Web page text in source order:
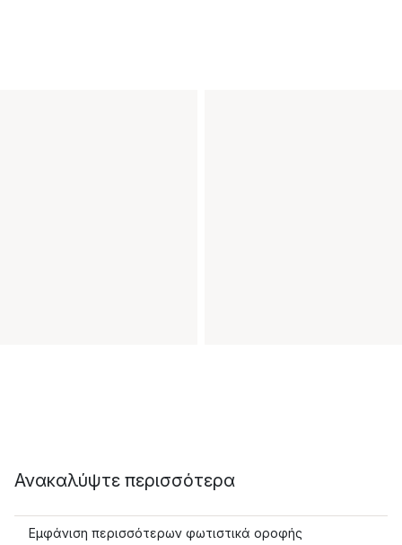
Ανακαλύψτε περισσότερα
Εμφάνιση περισσότερων φωτιστικά οροφής